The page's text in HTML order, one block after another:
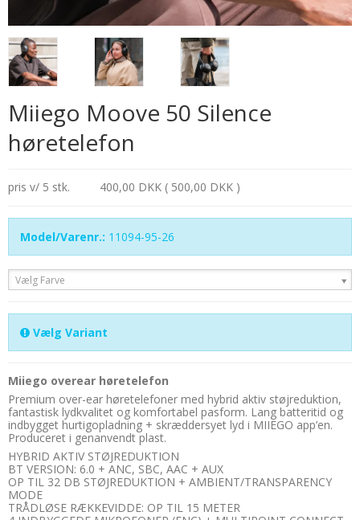
Miiego Moove 50 Silence
høretelefon
pris v/ 5 stk. 400,00 DKK ( 500,00 DKK )
Model/Varenr.: 11094-95-26
Vælg Farve
Vælg Variant
Miiego overear høretelefon
Premium over-ear høretelefoner med hybrid aktiv støjreduktion,
fantastisk lydkvalitet og komfortabel pasform. Lang batteritid og
indbygget hurtigopladning + skræddersyet lyd i MIIEGO app’en.
Produceret i genanvendt plast.
HYBRID AKTIV STØJREDUKTION
BT VERSION: 6.0 + ANC, SBC, AAC + AUX
OP TIL 32 DB STØJREDUKTION + AMBIENT/TRANSPARENCY
MODE
TRÅDLØSE RÆKKEVIDDE: OP TIL 15 METER